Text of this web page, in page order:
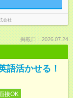
会社
掲載日：2026.07.24
語活かせる！
接OK